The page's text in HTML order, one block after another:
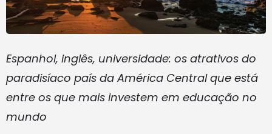
Espanhol, inglês, universidade: os atrativos do
paradisíaco país da América Central que está
entre os que mais investem em educação no
mundo